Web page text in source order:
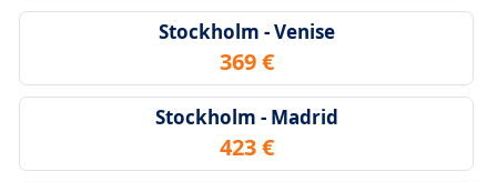
Stockholm - Venise
369 €
Stockholm - Madrid
423 €